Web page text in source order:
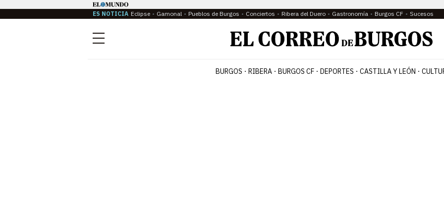
ES NOTICIA Eclipse Gamonal Pueblos de Burgos Conciertos Ribera del Duero Gastronomía Burgos CF Sucesos
Menú
BURGOS RIBERA BURGOS CF DEPORTES CASTILLA Y LEÓN